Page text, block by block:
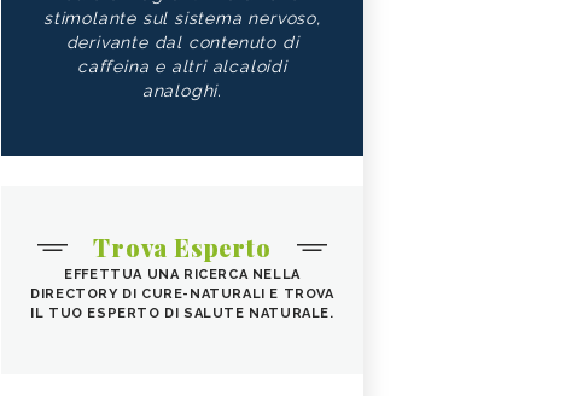
stimolante sul sistema nervoso,
derivante dal contenuto di
caffeina e altri alcaloidi
analoghi.
Trova Esperto
EFFETTUA UNA RICERCA NELLA
DIRECTORY DI CURE-NATURALI E TROVA
IL TUO ESPERTO DI SALUTE NATURALE.